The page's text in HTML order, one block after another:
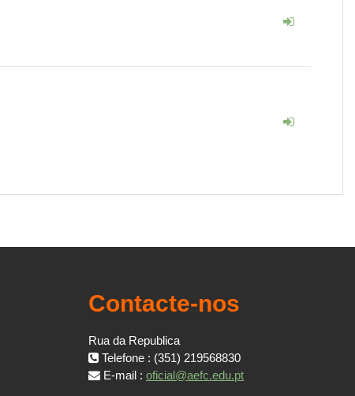
Contacte-nos
Rua da Republica
Telefone : (351) 219568830
E-mail : oficial@aefc.edu.pt